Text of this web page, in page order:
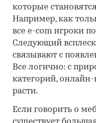
которые
Например, как
все e-com игроки
Следующий
связывают с
Все логично: с
категорий,
расти.
Если говорить о